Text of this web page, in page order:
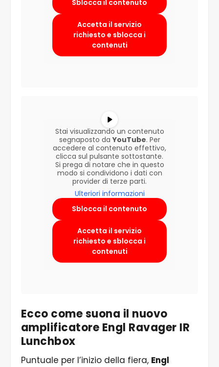
Sblocca il contenuto
Accetta il servizio
richiesto e sblocca i
contenuti
Stai visualizzando un contenuto
segnaposto daYouTube. Per
accedere al contenuto effettivo,
clicca sul pulsante sottostante.
Si prega di notare che in questo
modo si condividono i dati con
provider di terze parti.
Ulteriori informazioni
Sblocca il contenuto
Accetta il servizio
richiesto e sblocca i
contenuti
Ecco come suona il nuovo
amplificatore Engl Ravager IR
Lunchbox
Puntuale per l’inizio della fiera, Engl